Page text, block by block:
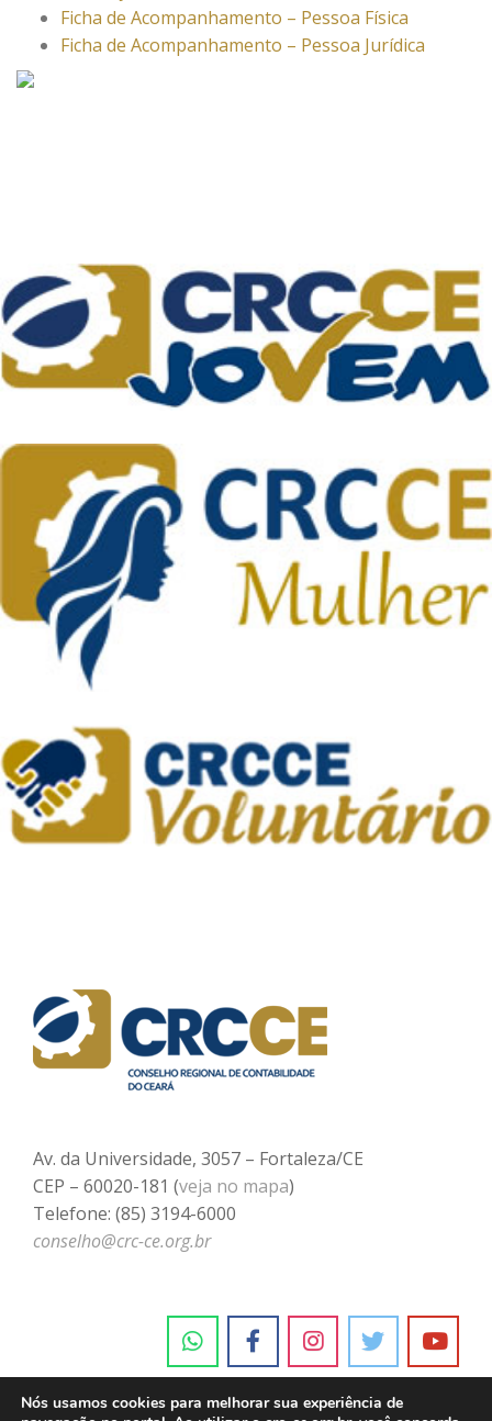
Ficha de Acompanhamento – Pessoa Física
Ficha de Acompanhamento – Pessoa Jurídica
Av. da Universidade, 3057 – Fortaleza/CE
CEP – 60020-181 (veja no mapa)
Telefone: (85) 3194-6000
conselho@crc-ce.org.br
Nós usamos cookies para melhorar sua experiência de